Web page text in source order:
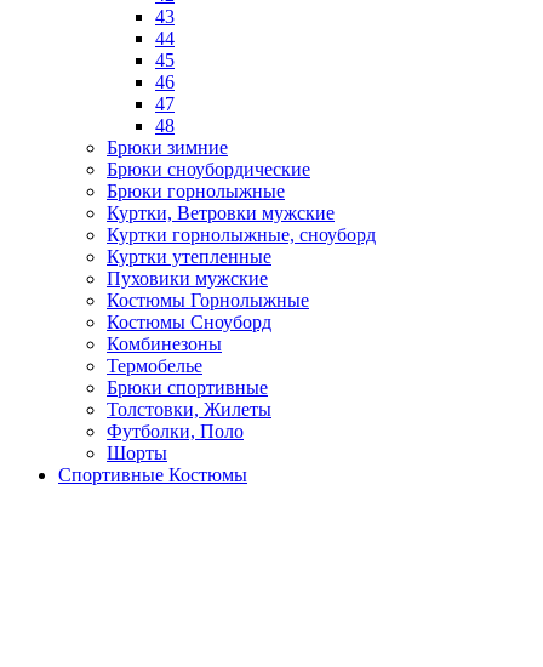
43
44
45
46
47
48
Брюки зимние
Брюки сноубордические
Брюки горнолыжные
Куртки, Ветровки мужские
Куртки горнолыжные, сноуборд
Куртки утепленные
Пуховики мужские
Костюмы Горнолыжные
Костюмы Сноуборд
Комбинезоны
Термобелье
Брюки спортивные
Толстовки, Жилеты
Футболки, Поло
Шорты
Спортивные Костюмы